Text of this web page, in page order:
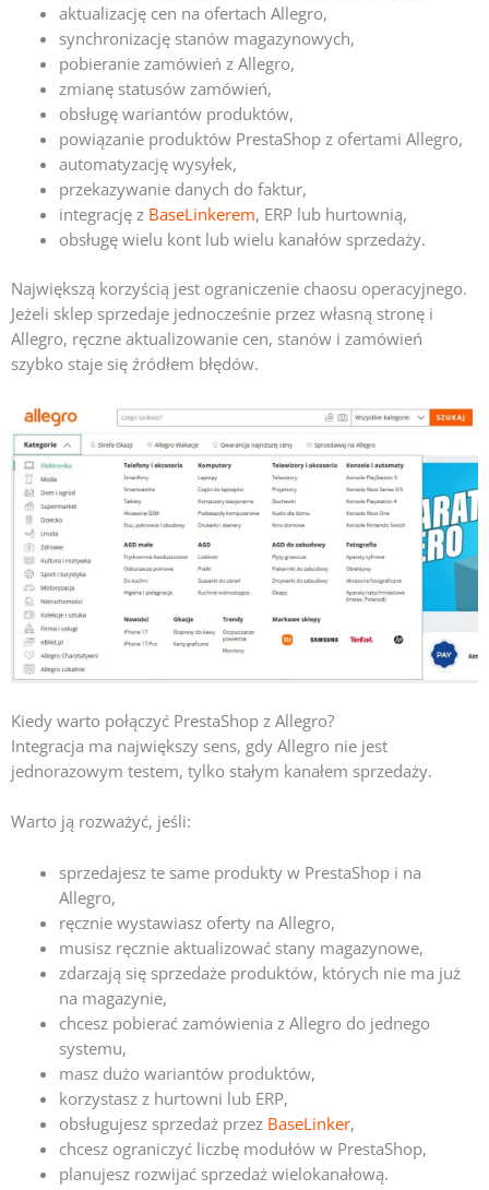
aktualizację cen na ofertach Allegro,
synchronizację stanów magazynowych,
pobieranie zamówień z Allegro,
zmianę statusów zamówień,
obsługę wariantów produktów,
powiązanie produktów PrestaShop z ofertami Allegro,
automatyzację wysyłek,
przekazywanie danych do faktur,
integrację z BaseLinkerem, ERP lub hurtownią,
obsługę wielu kont lub wielu kanałów sprzedaży.
Największą korzyścią jest ograniczenie chaosu operacyjnego.
Jeżeli sklep sprzedaje jednocześnie przez własną stronę i
Allegro, ręczne aktualizowanie cen, stanów i zamówień
szybko staje się źródłem błędów.
Kiedy warto połączyć PrestaShop z Allegro?
Integracja ma największy sens, gdy Allegro nie jest
jednorazowym testem, tylko stałym kanałem sprzedaży.
Warto ją rozważyć, jeśli:
sprzedajesz te same produkty w PrestaShop i na
Allegro,
ręcznie wystawiasz oferty na Allegro,
musisz ręcznie aktualizować stany magazynowe,
zdarzają się sprzedaże produktów, których nie ma już
na magazynie,
chcesz pobierać zamówienia z Allegro do jednego
systemu,
masz dużo wariantów produktów,
korzystasz z hurtowni lub ERP,
obsługujesz sprzedaż przez BaseLinker,
chcesz ograniczyć liczbę modułów w PrestaShop,
planujesz rozwijać sprzedaż wielokanałową.